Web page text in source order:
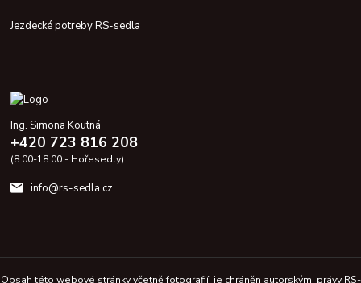
Jezdecké potreby RS-sedla
Ing. Simona Koutná
+420 723 816 208
(8.00-18.00 - Hořesedly)
info@rs-sedla.cz
Obsah této webové stránky včetně fotografií, je chráněn autorskými právy RS-